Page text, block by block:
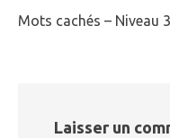
Mots cachés – Niveau
Laisser un